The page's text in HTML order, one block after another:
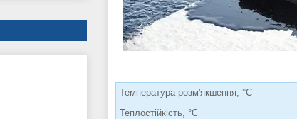
Температура розм'якшення, °С
Теплостійкість, °С